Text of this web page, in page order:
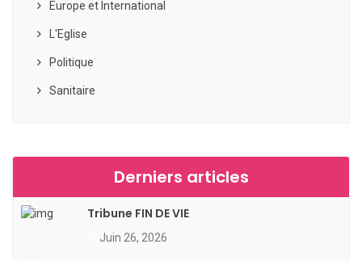
Europe et International
L'Eglise
Politique
Sanitaire
Derniers articles
Tribune FIN DE VIE
Juin 26, 2026